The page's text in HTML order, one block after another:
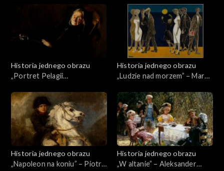
Gierymski
Historia jednego obrazu
„Portret Pelagii
Krzyżanowski
Historia jednego obrazu
„Ludzie nad morzem” – Marek
Historia jednego obrazu
„Napoleon na koniu” – Piotr
Historia jednego obrazu
„W altanie” – Aleksander